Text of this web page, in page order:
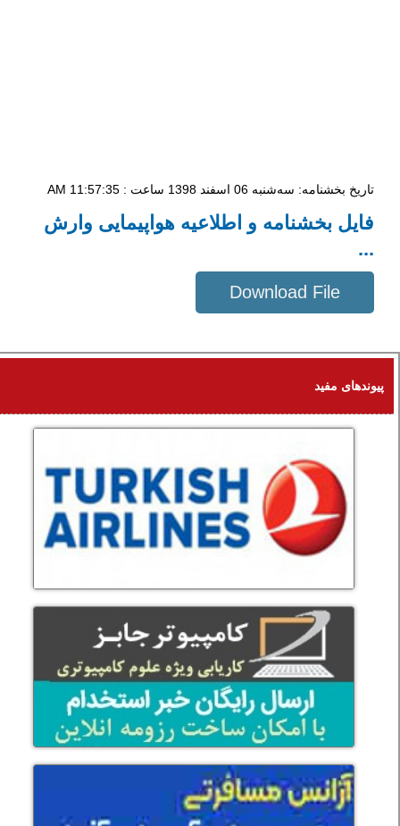
تاریخ بخشنامه: سه‌شنبه 06 اسفند 1398 ساعت : 11:57:35 AM
فایل بخشنامه و اطلاعیه هواپیمایی وارش
...
Download File
پیوندهای مفید